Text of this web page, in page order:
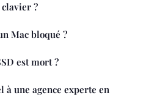
?
Mac bloqué ?
est mort ?
à une agence experte en